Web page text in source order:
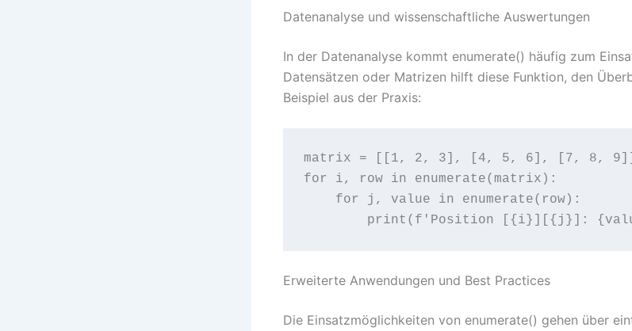
Datenanalyse und wissenschaftliche Auswertungen
In der Datenanalyse kommt enumerate() häufig zum
Datensätzen oder Matrizen hilft diese Funktion, den
Beispiel aus der Praxis:
matrix = [[1, 2, 3], [4, 5, 6], [7, 8, 9]]
for i, row in enumerate(matrix):
    for j, value in enumerate(row):
Erweiterte Anwendungen und Best Practices
Die Einsatzmöglichkeiten von enumerate() gehen über